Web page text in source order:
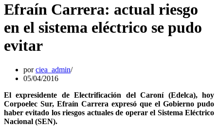
Efraín Carrera: actual riesgo
en el sistema eléctrico se pudo
evitar
porciea_admin
05/04/2016
El expresidente de Electrificación del Caroní (Edelca), hoy
Corpoelec Sur, Efraín Carrera expresó que el Gobierno pudo
haber evitado los riesgos actuales de operar el Sistema Eléctrico
Nacional (SEN).